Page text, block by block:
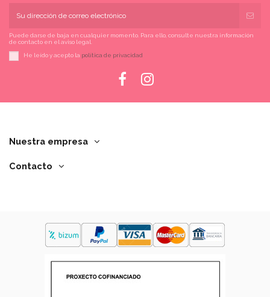
Puede darse de baja en cualquier momento. Para ello, consulte nuestra información
de contacto en el aviso legal.
He leído y acepto la política de privacidad
Nuestra empresa
Contacto